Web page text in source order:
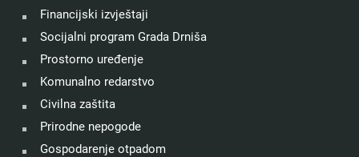
Financijski izvještaji
Socijalni program Grada Drniša
Prostorno uređenje
Komunalno redarstvo
Civilna zaštita
Prirodne nepogode
Gospodarenje otpadom